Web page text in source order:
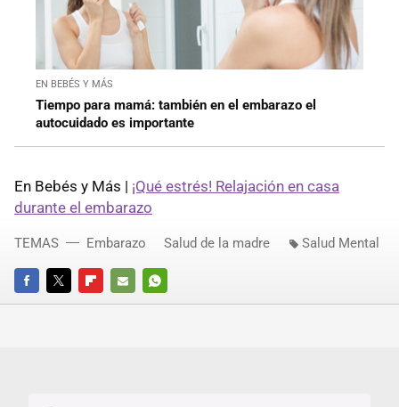
EN BEBÉS Y MÁS
Tiempo para mamá: también en el embarazo el
autocuidado es importante
En Bebés y Más | ¡Qué estrés! Relajación en casa
durante el embarazo
FACEBOOKTWITTERFLIPBOARD
E-
WHATSAPP
TEMAS Embarazo Salud de la madre Salud Mental